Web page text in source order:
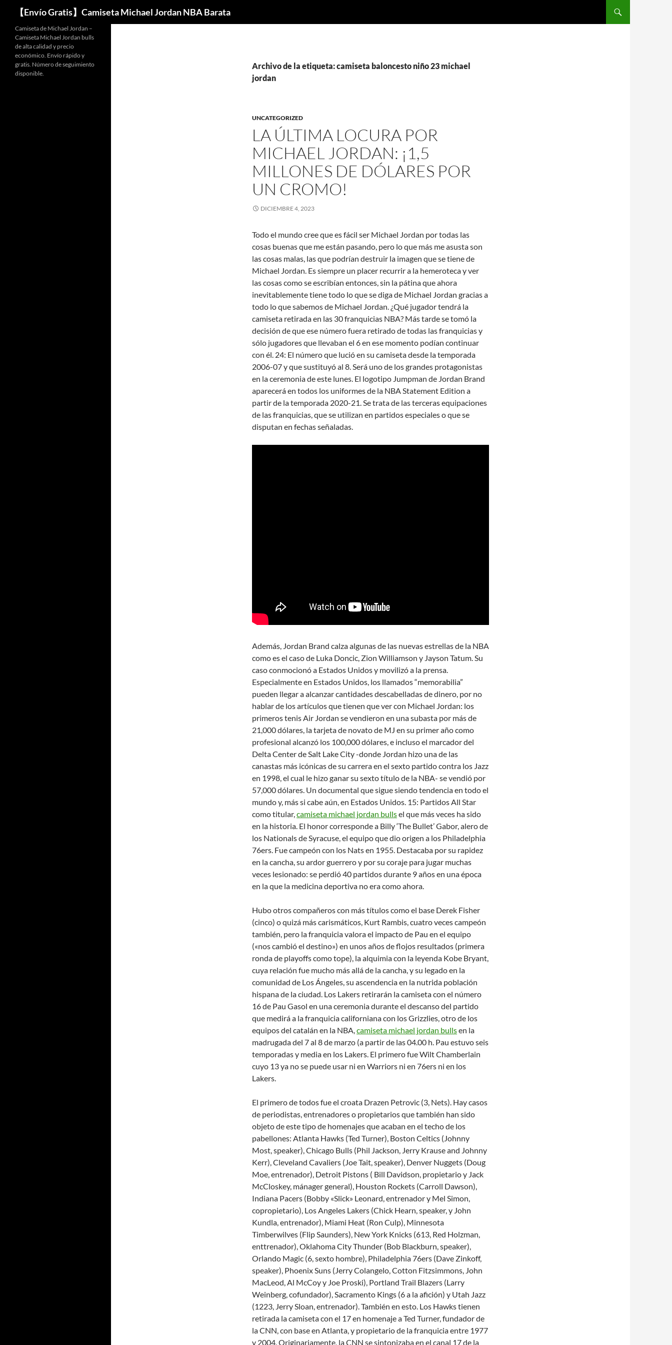
【Envío Gratis】Camiseta Michael Jordan NBA Barata
Buscar
Archivo de la etiqueta: camiseta baloncesto niño 23 michael
jordan
UNCATEGORIZED
LA ÚLTIMA LOCURA POR
MICHAEL JORDAN: ¡1,5
MILLONES DE DÓLARES POR
UN CROMO!
DICIEMBRE 4, 2023
Todo el mundo cree que es fácil ser Michael Jordan por todas las
cosas buenas que me están pasando, pero lo que más me asusta son
las cosas malas, las que podrían destruir la imagen que se tiene de
Michael Jordan. Es siempre un placer recurrir a la hemeroteca y ver
las cosas como se escribían entonces, sin la pátina que ahora
inevitablemente tiene todo lo que se diga de Michael Jordan gracias a
todo lo que sabemos de Michael Jordan. ¿Qué jugador tendrá la
camiseta retirada en las 30 franquicias NBA? Más tarde se tomó la
decisión de que ese número fuera retirado de todas las franquicias y
sólo jugadores que llevaban el 6 en ese momento podían continuar
con él. 24: El número que lució en su camiseta desde la temporada
2006-07 y que sustituyó al 8. Será uno de los grandes protagonistas
en la ceremonia de este lunes. El logotipo Jumpman de Jordan Brand
aparecerá en todos los uniformes de la NBA Statement Edition a
partir de la temporada 2020-21. Se trata de las terceras equipaciones
de las franquicias, que se utilizan en partidos especiales o que se
disputan en fechas señaladas.
Además, Jordan Brand calza algunas de las nuevas estrellas de la NBA
como es el caso de Luka Doncic, Zion Williamson y Jayson Tatum. Su
caso conmocionó a Estados Unidos y movilizó a la prensa.
Especialmente en Estados Unidos, los llamados “memorabilia”
pueden llegar a alcanzar cantidades descabelladas de dinero, por no
hablar de los artículos que tienen que ver con Michael Jordan: los
primeros tenis Air Jordan se vendieron en una subasta por más de
21,000 dólares, la tarjeta de novato de MJ en su primer año como
profesional alcanzó los 100,000 dólares, e incluso el marcador del
Delta Center de Salt Lake City -donde Jordan hizo una de las
canastas más icónicas de su carrera en el sexto partido contra los Jazz
en 1998, el cual le hizo ganar su sexto título de la NBA- se vendió por
57,000 dólares. Un documental que sigue siendo tendencia en todo el
mundo y, más si cabe aún, en Estados Unidos. 15: Partidos All Star
como titular,camiseta michael jordan bullsel que más veces ha sido
en la historia. El honor corresponde a Billy ‘The Bullet’ Gabor, alero de
los Nationals de Syracuse, el equipo que dio origen a los Philadelphia
76ers. Fue campeón con los Nats en 1955. Destacaba por su rapidez
en la cancha, su ardor guerrero y por su coraje para jugar muchas
veces lesionado: se perdió 40 partidos durante 9 años en una época
en la que la medicina deportiva no era como ahora.
Hubo otros compañeros con más títulos como el base Derek Fisher
(cinco) o quizá más carismáticos, Kurt Rambis, cuatro veces campeón
también, pero la franquicia valora el impacto de Pau en el equipo
(«nos cambió el destino») en unos años de flojos resultados (primera
ronda de playoffs como tope), la alquimia con la leyenda Kobe Bryant,
cuya relación fue mucho más allá de la cancha, y su legado en la
comunidad de Los Ángeles, su ascendencia en la nutrida población
hispana de la ciudad. Los Lakers retirarán la camiseta con el número
16 de Pau Gasol en una ceremonia durante el descanso del partido
que medirá a la franquicia californiana con los Grizzlies, otro de los
equipos del catalán en la NBA,camiseta michael jordan bullsen la
madrugada del 7 al 8 de marzo (a partir de las 04.00 h. Pau estuvo seis
temporadas y media en los Lakers. El primero fue Wilt Chamberlain
cuyo 13 ya no se puede usar ni en Warriors ni en 76ers ni en los
Lakers.
El primero de todos fue el croata Drazen Petrovic (3, Nets). Hay casos
de periodistas, entrenadores o propietarios que también han sido
objeto de este tipo de homenajes que acaban en el techo de los
pabellones: Atlanta Hawks (Ted Turner), Boston Celtics (Johnny
Most, speaker), Chicago Bulls (Phil Jackson, Jerry Krause and Johnny
Kerr), Cleveland Cavaliers (Joe Tait, speaker), Denver Nuggets (Doug
Moe, entrenador), Detroit Pistons ( Bill Davidson, propietario y Jack
McCloskey, mánager general), Houston Rockets (Carroll Dawson),
Indiana Pacers (Bobby «Slick» Leonard, entrenador y Mel Simon,
copropietario), Los Angeles Lakers (Chick Hearn, speaker, y John
Kundla, entrenador), Miami Heat (Ron Culp), Minnesota
Timberwilves (Flip Saunders), New York Knicks (613, Red Holzman,
enttrenador), Oklahoma City Thunder (Bob Blackburn, speaker),
Orlando Magic (6, sexto hombre), Philadelphia 76ers (Dave Zinkoff,
speaker), Phoenix Suns (Jerry Colangelo, Cotton Fitzsimmons, John
MacLeod, Al McCoy y Joe Proski), Portland Trail Blazers (Larry
Weinberg, cofundador), Sacramento Kings (6 a la afición) y Utah Jazz
(1223, Jerry Sloan, entrenador). También en esto. Los Hawks tienen
retirada la camiseta con el 17 en homenaje a Ted Turner, fundador de
la CNN, con base en Atlanta, y propietario de la franquicia entre 1977
y 2004. Originariamente, la CNN se sintonizaba en el canal 17 de la
Camiseta de Michael Jordan –
Camiseta Michael Jordan bulls
de alta calidad y precio
económico. Envío rápido y
gratis. Número de seguimiento
disponible.